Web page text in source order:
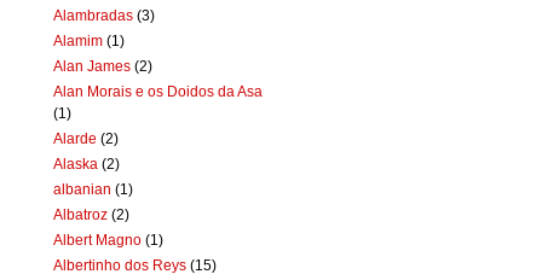
Alambradas (3)
Alamim (1)
Alan James (2)
Alan Morais e os Doidos da Asa
(1)
Alarde (2)
Alaska (2)
albanian (1)
Albatroz (2)
Albert Magno (1)
Albertinho dos Reys (15)